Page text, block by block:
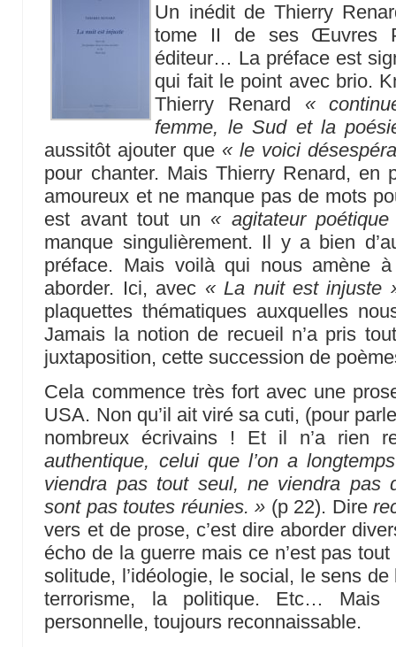
Un inédit de Thierry
tome II de ses Œuvres
éditeur… La préface est
qui fait le point avec brio.
Thierry Renard «
femme, le Sud et la
aussitôt ajouter que « le voici
pour chanter. Mais Thierry Renard, en
amoureux et ne manque pas de mots
est avant tout un « agitateur
manque singulièrement. Il y a bien
préface. Mais voilà qui nous amène
aborder. Ici, avec « La nuit est injuste
plaquettes thématiques auxquelles
Jamais la notion de recueil n’a pris
juxtaposition, cette succession de
Cela commence très fort avec une
USA. Non qu’il ait viré sa cuti, (pour
nombreux écrivains ! Et il n’a rien
authentique, celui que l’on a
viendra pas tout seul, ne viendra pas
sont pas toutes réunies. » (p 22). Dire
vers et de prose, c’est dire aborder
écho de la guerre mais ce n’est pas
solitude, l’idéologie, le social, le sens de
terrorisme, la politique. Etc… Mais
personnelle, toujours reconnaissable.